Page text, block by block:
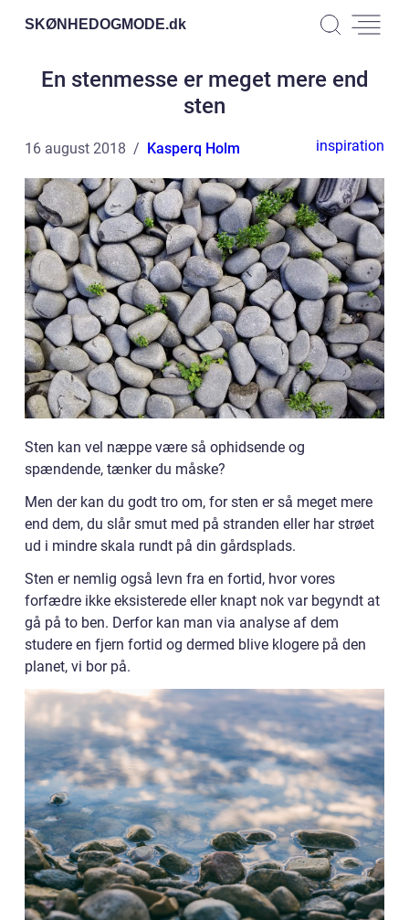
SKØNHEDOGMODE.dk
En stenmesse er meget mere end
sten
16 august 2018 Kasperq Holm inspiration
Sten kan vel næppe være så ophidsende og
spændende, tænker du måske?
Men der kan du godt tro om, for sten er så meget mere
end dem, du slår smut med på stranden eller har strøet
ud i mindre skala rundt på din gårdsplads.
Sten er nemlig også levn fra en fortid, hvor vores
forfædre ikke eksisterede eller knapt nok var begyndt at
gå på to ben. Derfor kan man via analyse af dem
studere en fjern fortid og dermed blive klogere på den
planet, vi bor på.